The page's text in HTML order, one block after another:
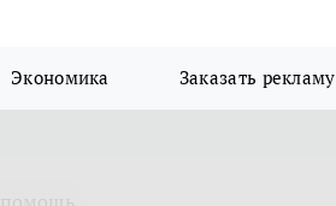
Экономика Заказать рекламу